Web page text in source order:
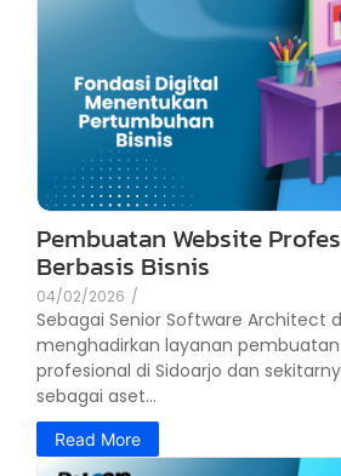
Pembuatan Website
Berbasis Bisnis
04/02/2026 /
Sebagai Senior Software Architect
menghadirkan layanan
profesional di Sidoarjo dan
sebagai aset...
Read More